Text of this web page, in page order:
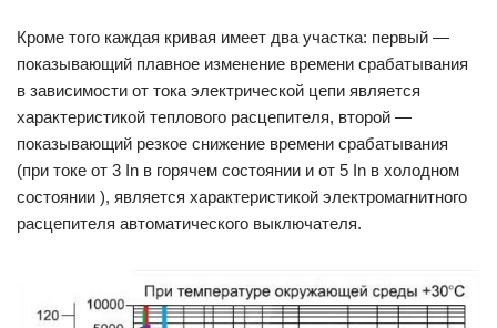
Кроме того каждая кривая имеет два участка: первый —
показывающий плавное изменение времени срабатывания
в зависимости от тока электрической цепи является
характеристикой теплового расцепителя, второй —
показывающий резкое снижение времени срабатывания
(при токе от 3 In в горячем состоянии и от 5 In в холодном
состоянии ), является характеристикой электромагнитного
расцепителя автоматического выключателя.